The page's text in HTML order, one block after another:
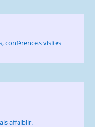
affaiblir.